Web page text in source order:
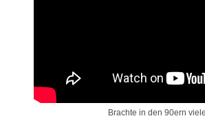
Brachte in den 90ern